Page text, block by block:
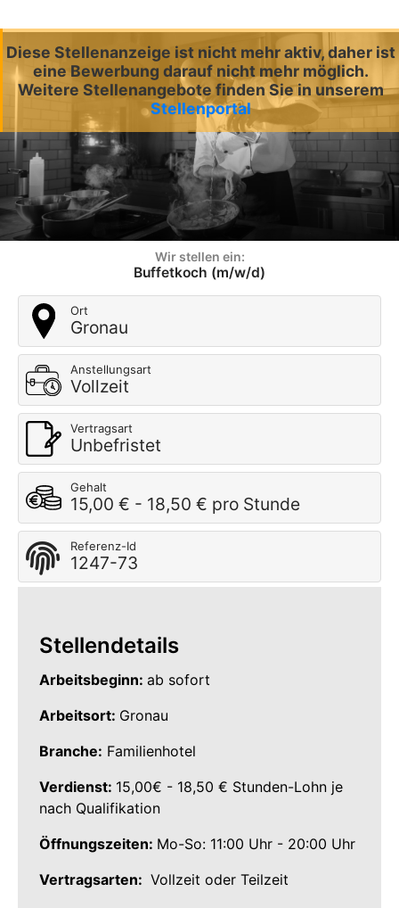
Diese Stellenanzeige ist nicht mehr aktiv, daher ist
eine Bewerbung darauf nicht mehr möglich.
Weitere Stellenangebote finden Sie in unserem
Stellenportal
Wir stellen ein:
Buffetkoch (m/w/d)
Ort
Gronau
Anstellungsart
Vollzeit
Vertragsart
Unbefristet
Gehalt
15,00 € - 18,50 € pro Stunde
Referenz-Id
1247-73
Stellendetails
Arbeitsbeginn: ab sofort
Arbeitsort: Gronau
Branche: Familienhotel
Verdienst: 15,00€ - 18,50 € Stunden-Lohn je
nach Qualifikation
Öffnungszeiten: Mo-So: 11:00 Uhr - 20:00 Uhr
Vertragsarten: Vollzeit oder Teilzeit